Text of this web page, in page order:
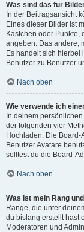
Was sind das für
In der Beitragsansicht
Eines dieser Bilder ist
Kästchen oder Punkte,
angeben. Das andere,
Es handelt sich hierbei
Benutzer zu Benutzer
Nach oben
Wie verwende ich
In deinem
der folgenden vier
Hochladen. Die
Benutzer Avatare
solltest du die Board-
Nach oben
Was ist mein Rang
Ränge, die unter
du bislang erstellt hast
Moderatoren und